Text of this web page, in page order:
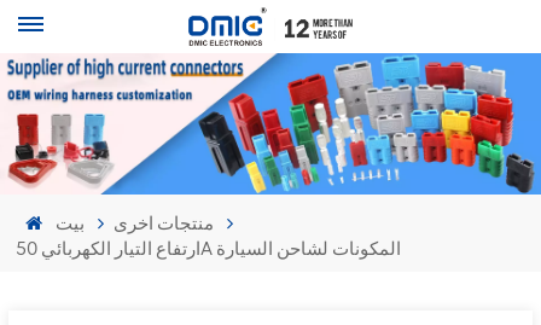
بيت
منتجات اخرى
ارتفاع التيار الكهربائي 50A المكونات لشاحن السيارة